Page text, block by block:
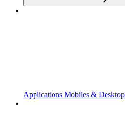
Applications Mobiles & Desktop